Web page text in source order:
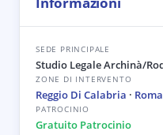
SEDE PRINCIPALE
Studio Legale Archinà/
ZONE DI INTERVENTO
Reggio Di Calabria · Roma
PATROCINIO
Gratuito Patrocinio